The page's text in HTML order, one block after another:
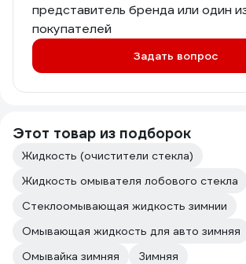
представитель бренда или один
покупателей
Задать вопрос
Этот товар из подборок
Жидкость (очистители стекла)
Жидкость омывателя лобового стекла
Стеклоомывающая жидкость зимнии
Омывающая жидкость для авто зимняя
Омывайка зимняя
Зимняя